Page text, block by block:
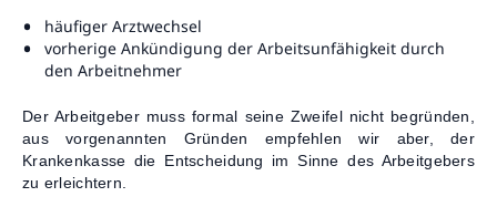
häufiger Arztwechsel
vorherige Ankündigung der Arbeitsunfähigkeit durch
den Arbeitnehmer
Der Arbeitgeber muss formal seine Zweifel nicht begründen,
aus vorgenannten Gründen empfehlen wir aber, der
Krankenkasse die Entscheidung im Sinne des Arbeitgebers
zu erleichtern.